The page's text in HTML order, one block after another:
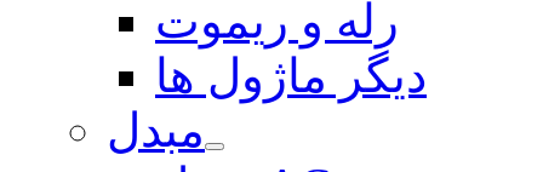
رله و ریموت
دیگر ماژول ها
مبدل